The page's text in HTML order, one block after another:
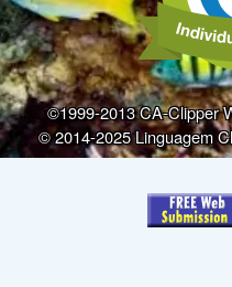
©1999-2013 CA-Clipper
© 2014-2025 Linguagem